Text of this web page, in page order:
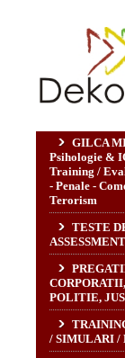
GILCA
Psihologie &
Training /
- Penale -
Terorism
TESTE
POLITIE,
/ SIMULARI /